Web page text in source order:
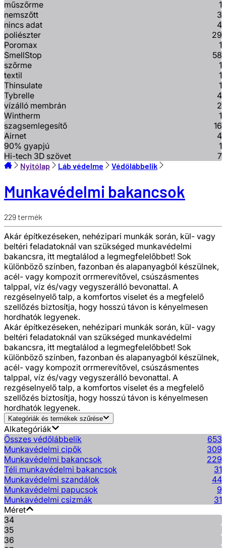
műszőrme
1
nemszőtt
3
nincs adat
4
poliészter
29
Poromax
1
SmellStop
58
szőrme
1
textil
1
Thinsulate
1
Tybrelle
4
vízálló membrán
2
Wintherm
1
szagsemlegesítő
16
Airnet
4
90% gyapjú
1
Hi-tech 3D szövet
7
Nyitólap Láb védelme Védőlábbelik
Munkavédelmi bakancsok
229termék
Akár építkezéseken, nehézipari munkák során, kül- vagy
beltéri feladatoknál van szükséged munkavédelmi
bakancsra, itt megtalálod a legmegfelelőbbet! Sok
különböző színben, fazonban és alapanyagból készülnek,
acél- vagy kompozit orrmerevítővel, csúszásmentes
talppal, víz és/vagy vegyszerálló bevonattal. A
rezgéselnyelő talp, a komfortos viselet és a megfelelő
szellőzés biztosítja, hogy hosszú távon is kényelmesen
hordhatók legyenek.
Akár építkezéseken, nehézipari munkák során, kül- vagy
beltéri feladatoknál van szükséged munkavédelmi
bakancsra, itt megtalálod a legmegfelelőbbet! Sok
különböző színben, fazonban és alapanyagból készülnek,
acél- vagy kompozit orrmerevítővel, csúszásmentes
talppal, víz és/vagy vegyszerálló bevonattal. A
rezgéselnyelő talp, a komfortos viselet és a megfelelő
szellőzés biztosítja, hogy hosszú távon is kényelmesen
hordhatók legyenek.
Kategóriák és termékek szűrése
Alkategóriák
Összes védőlábbelik
653
Munkavédelmi cipők
309
Munkavédelmi bakancsok
229
Téli munkavédelmi bakancsok
31
Munkavédelmi szandálok
44
Munkavédelmi papucsok
9
Munkavédelmi csizmák
31
Méret
34
35
36